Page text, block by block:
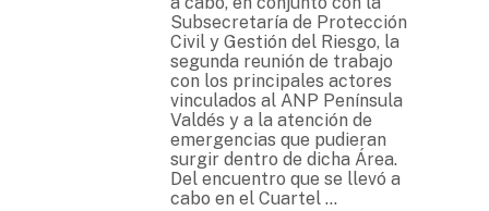
Subsecretaría de Protección
Civil y Gestión del Riesgo, la
segunda reunión de trabajo
con los principales actores
vinculados al ANP Península
Valdés y a la atención de
emergencias que pudieran
surgir dentro de dicha Área.
Del encuentro que se llevó a
cabo en el Cuartel